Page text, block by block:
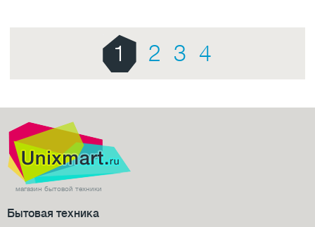
1 2 3 4
магазин бытовой техники
Бытовая техника